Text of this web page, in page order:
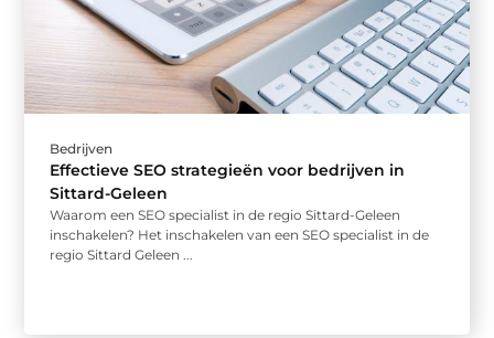
Bedrijven
Effectieve SEO strategieën voor bedrijven in
Sittard-Geleen
Waarom een SEO specialist in de regio Sittard-Geleen
inschakelen? Het inschakelen van een SEO specialist in de
regio Sittard Geleen ...